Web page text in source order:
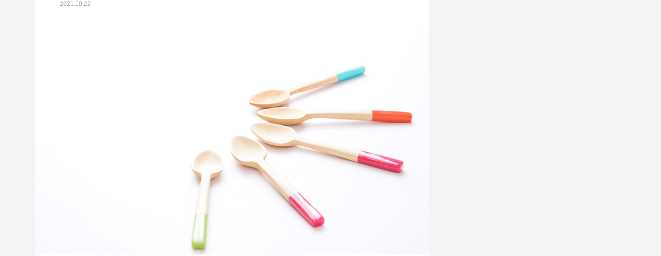
2021.10.22